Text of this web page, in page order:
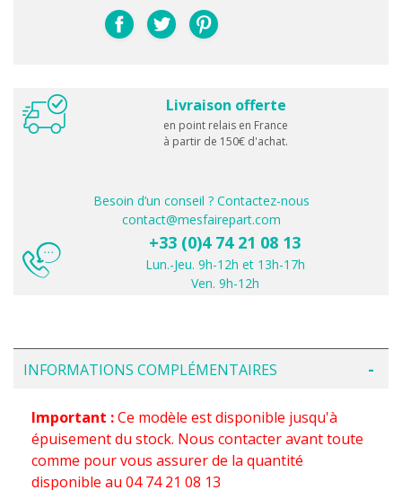
Livraison offerte
en point relais en France
à partir de 150€ d'achat.
Besoin d’un conseil ? Contactez-nous
contact@mesfairepart.com
+33 (0)4 74 21 08 13
Lun.-Jeu. 9h-12h et 13h-17h
Ven. 9h-12h
INFORMATIONS COMPLÉMENTAIRES
Important :Ce modèle est disponible jusqu'à
épuisement du stock. Nous contacter avant toute
comme pour vous assurer de la quantité
disponible au 04 74 21 08 13